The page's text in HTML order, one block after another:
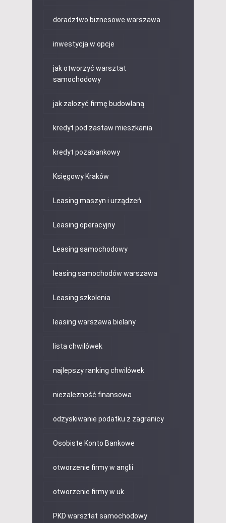
doradztwo biznesowe warszawa
inwestycja w opcje
jak otworzyć warsztat
samochodowy
jak założyć firmę budowlaną
kredyt pod zastaw mieszkania
kredyt pozabankowy
Księgowy Kraków
Leasing maszyn i urządzeń
Leasing operacyjny
Leasing samochodowy
leasing samochodów warszawa
Leasing szkolenia
leasing warszawa bielany
lista chwilówek
najlepszy ranking chwilówek
niezależność finansowa
odzyskiwanie podatku z zagranicy
Osobiste Konto Bankowe
otworzenie firmy w anglii
otworzenie firmy w uk
PKD warsztat samochodowy